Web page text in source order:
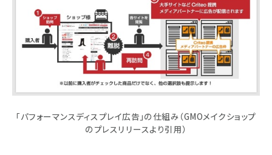
「パフォーマンスディスプレイ広告」の仕組み（GMOメイクショップ
のプレスリリースより引用）